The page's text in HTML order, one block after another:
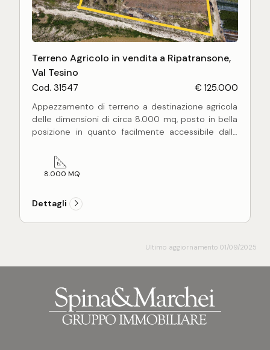
Terreno Agricolo in vendita a Ripatransone,
Val Tesino
Cod. 31547 € 125.000
Appezzamento di terreno a destinazione agricola
delle dimensioni di circa 8.000 mq, posto in bella
posizione in quanto facilmente accessibile dalla
Il fondo in oggetto, totalmente pianeggiante, ha
destinazione seminativo con la possibilità di
Ottima soluzione per la realizzazione di un vivaio.
8.000 MQ
Dettagli
Ultimo aggiornamento 01/09/2025